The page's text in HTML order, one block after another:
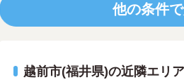
他の条件
越前市(福井県)の近隣エリ